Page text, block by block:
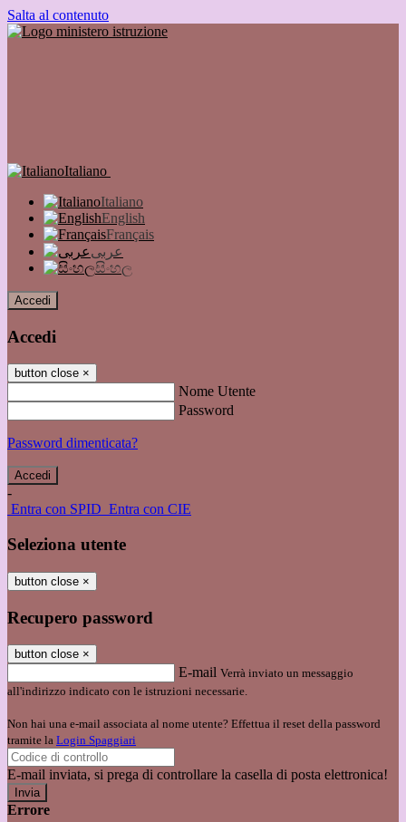
Salta al contenuto
Italiano
Italiano
English
Français
عربى
සිංහල
Accedi
Accedi
button close ×
Nome Utente
Password
Password dimenticata?
-
Entra con SPID Entra con CIE
Seleziona utente
button close ×
Recupero password
button close ×
E-mail Verrà inviato un messaggio
all'indirizzo indicato con le istruzioni necessarie.
Non hai una e-mail associata al nome utente? Effettua il reset della password
tramite la Login Spaggiari
E-mail inviata, si prega di controllare la casella di posta elettronica!
Errore